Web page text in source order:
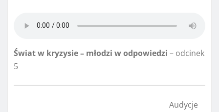
Świat w kryzysie – młodzi w odpowiedzi – odcinek
5
Audycje